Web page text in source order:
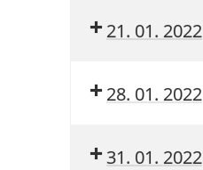
21. 01. 2022
28. 01. 2022
31. 01. 2022